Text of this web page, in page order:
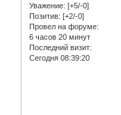
Уважение: [+5/-0]
Позитив: [+2/-0]
Провел на форуме:
6 часов 20 минут
Последний визит:
Сегодня 08:39:20